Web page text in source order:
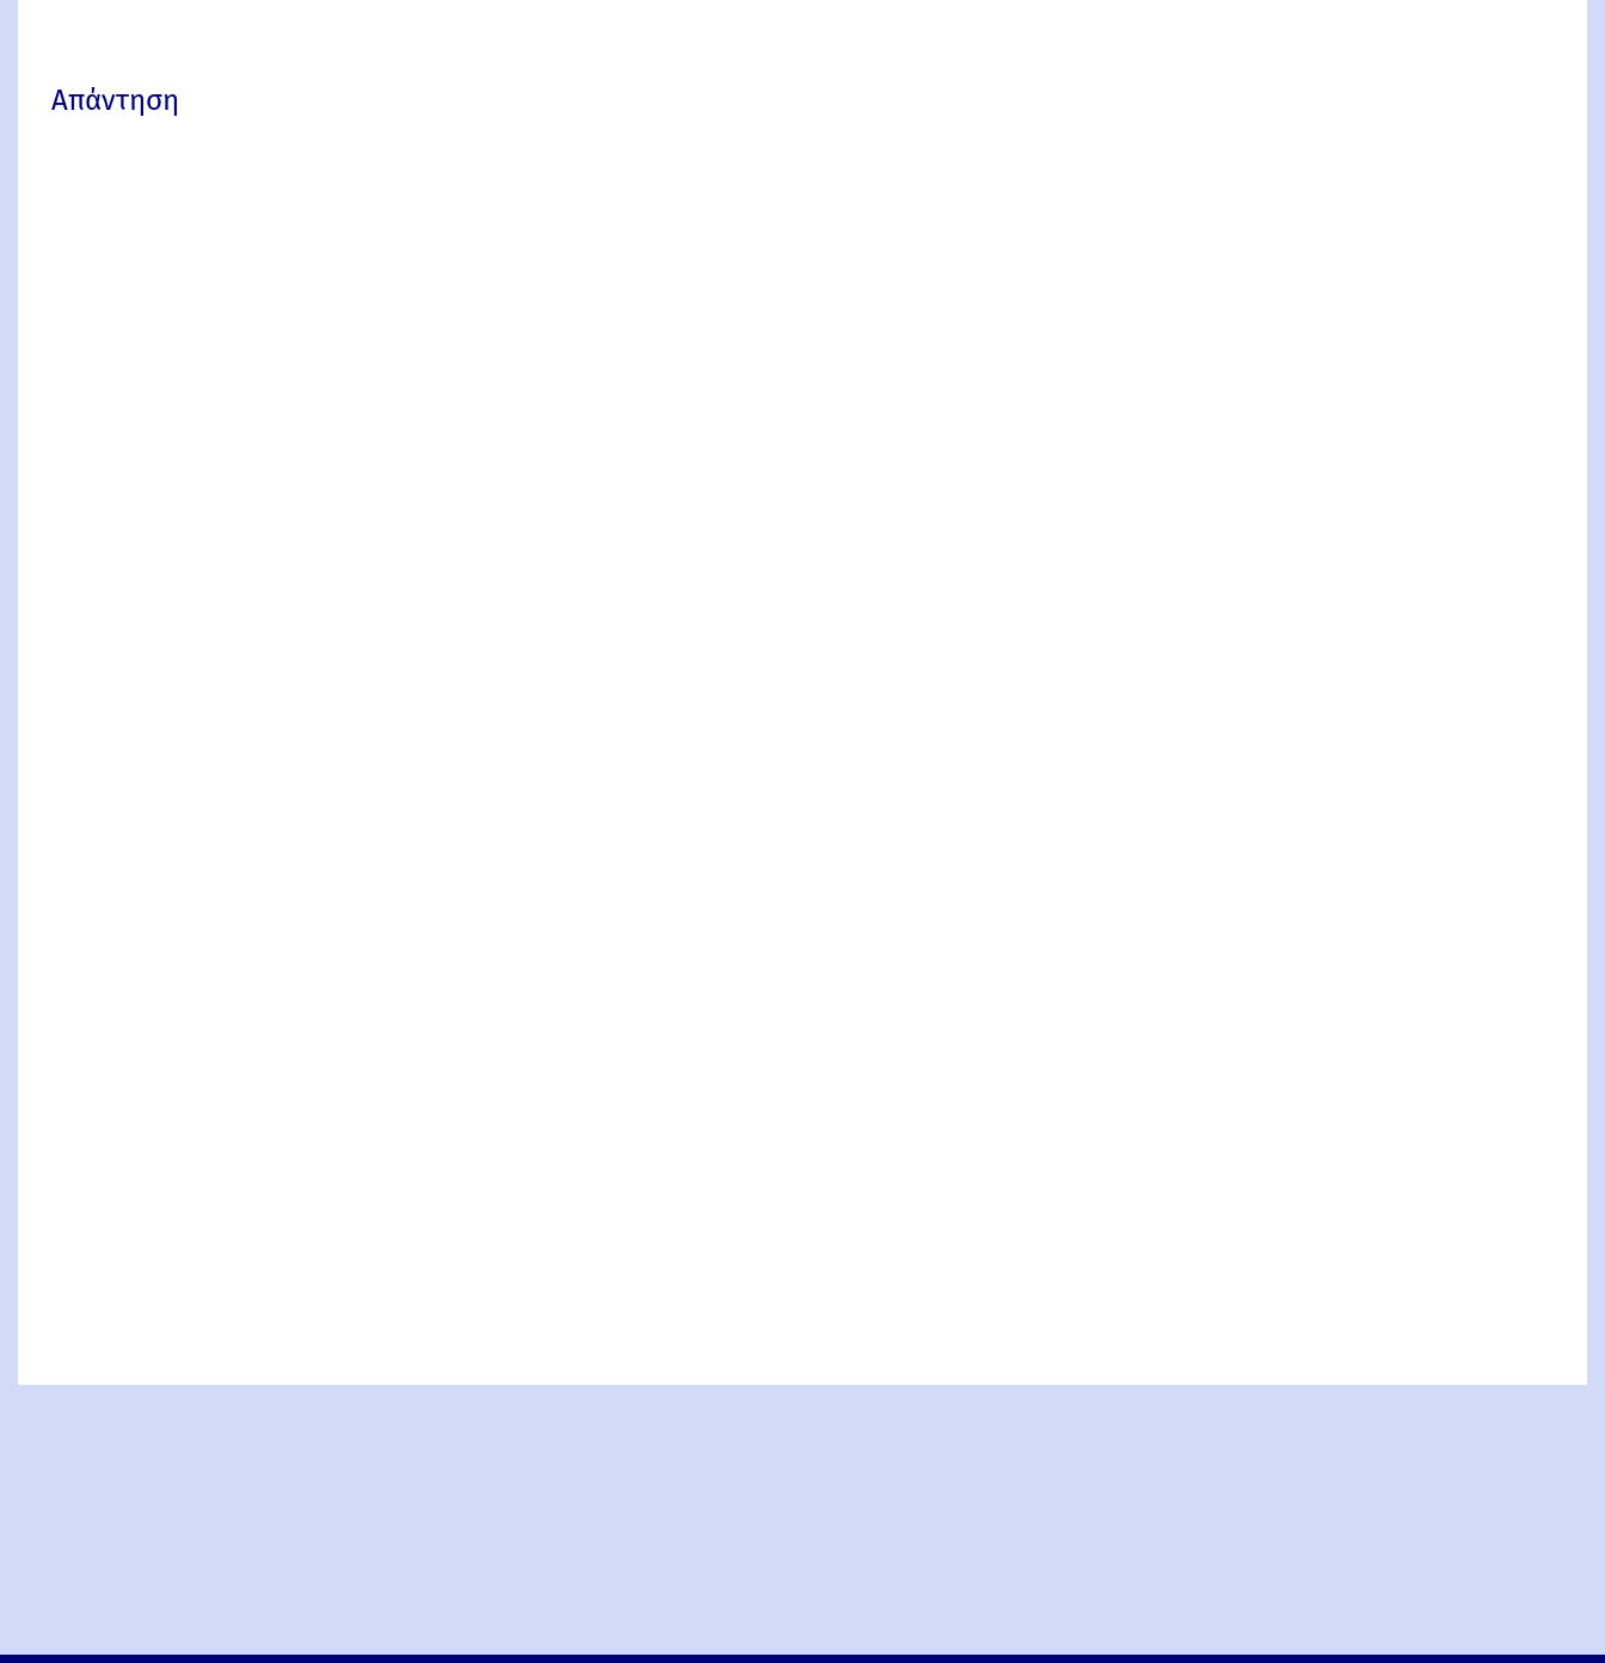
Απάντηση